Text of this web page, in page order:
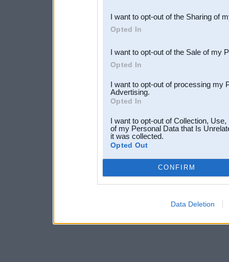
Downstream Participants
third parties.
I want to opt-out of the Sharing of
Opted In
I want to opt-out of the Sale of my
Opted In
I want to opt-out of processing my
Advertising.
Opted In
I want to opt-out of Collection,
of my Personal Data that Is
it was collected.
Opted Out
CONFIRM
Data Deletion